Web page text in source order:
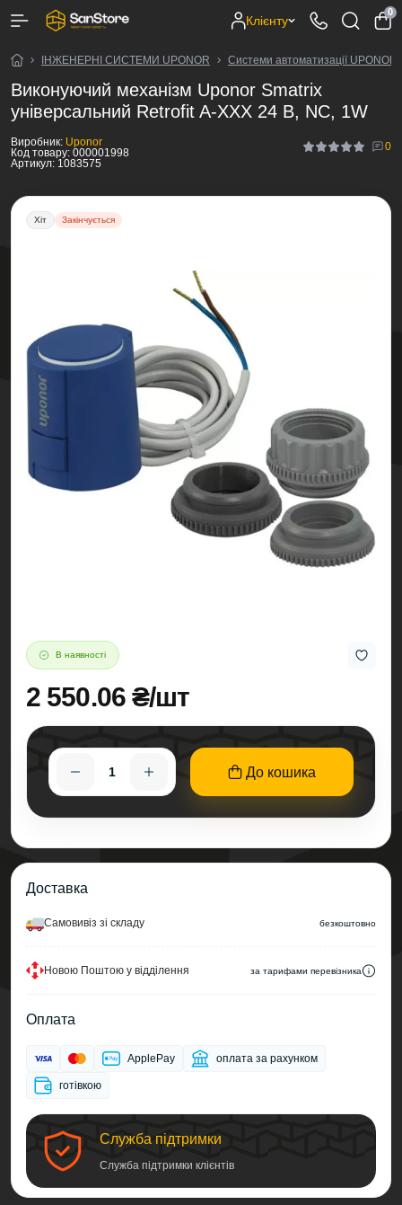
Клієнту
0
ІНЖЕНЕРНІ СИСТЕМИ UPONOR Системи автоматизації UPONOR
Виконуючий механізм Uponor Smatrix
універсальний Retrofit A-XXX 24 В, NC, 1W
Виробник: Uponor
Код товару: 000001998
Артикул: 1083575
0
Хіт Закінчується
В наявності
2 550.06 ₴/шт
До кошика
Доставка
Самовивіз зі складу безкоштовно
Новою Поштою у відділення за тарифами перевізника
Оплата
ApplePay оплата за рахунком
готівкою
Служба підтримки
Служба підтримки клієнтів